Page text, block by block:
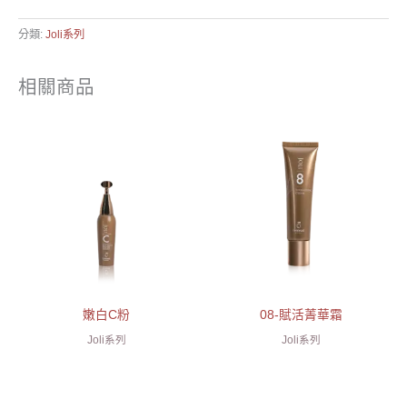
分類: Joli系列
相關商品
嫩白C粉
Joli系列
08-賦活菁華霜
Joli系列